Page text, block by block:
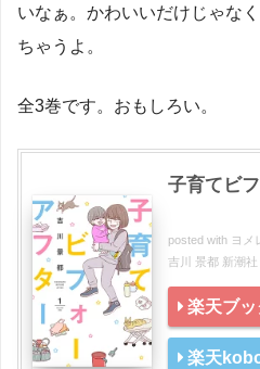
いなぁ。かわいいだけじゃな
ちゃうよ。
全3巻です。おもしろい。
子育てビ
posted with ヨメ
吉川 景都 新潮
楽天ブ
楽天